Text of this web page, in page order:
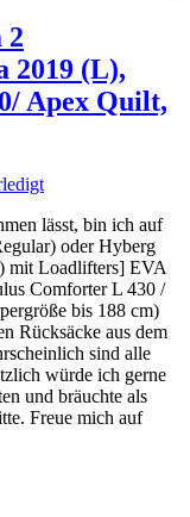
2
2019 (L),
Apex Quilt,
lässt, bin ich auf
oder Hyberg
mit Loadlifters] EVA
Comforter L 430 /
bis 188 cm)
Rücksäcke aus dem
sind alle
würde ich gerne
und bräuchte als
Freue mich auf